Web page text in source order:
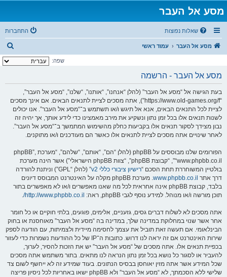
מסע אל העבר
שאלות נפוצות התחברות
מסע אל העבר עמוד ראשי
י
שפה:
מסע אל העבר - הרשמה
בעת הגישה אל “מסע אל העבר” (להלן “אנחנו”, “אותנו”, “שלנו”, “מסע אל העבר”,
“https://www.old-games.org/f”), אתה מסכים לציית לתנאים הבאים. אם אינך מסכים
לציית לכל התנאים הבאים, אנא אל תיגש ו/או תשתמש ב־“מסע אל העבר”. אנו יכולים
לשנות תנאים אלו בכל זמן נתון ונשקיע את מירב מאמצינו כדי לידע אותך, אך יהיה זה
נבון מצידך לסקור תנאים אלו בקביעות כחלק מהשימוש המתמשך ב־“מסע אל העבר”.
לאחר שינויים אתה מסכים לציית לתנאים אלו כאשר הם מעודכנים ו/או מתוקנים.
הפורומים שלנו מבוססים על phpBB (להלן “הם”, “אותם”, “שלהם”, “מערכת phpBB”,
“www.phpbb.co.il”, “קבוצת phpBB”, “צוות phpBB הישראלי”) אשר הינה מערכת
בולטיין המשוחררת תחת הסכם “רישיון ציבורי כללי v2
” (להלן “GPL”) וניתנת להורדה
דרך אתר www.phpbb.co.il
. מערכת phpBB מקלה על האינטרנט המבוסס דיונים
בלבד, קבוצת phpBB אינה אחראית לכל מה שאנו מאפשרים ו/או לא מאפשרים בתור
תוכן מורשה ו/או מנוהל. למידע נוסף לגבי phpBB, ראה:
http://www.phpbb.co.il/
.
אתה מסכים לא לשלוח דברים גסים, גזעניים, אלימים, פוגעים, בלתי חוקיים או כל חומר
אחר אשר שנוי במחלוקת במדינה שלך, במדינה בה “מסע אל העבר” מאוחסנת או בחוק
הבינלאומי. אם תעשה זאת תוביל את עצמך לחסימה מיידית ולצמיתות, עם הודעה לספק
שירות האינטרנט אם זה יראה לנו דרוש. כתובות ה־IP של כל ההודעות נשמרות כדי לעזור
בכפיית תנאים אלו. אתה מסכים של “מסע אל העבר” יש את הזכות להסיר, לערוך,
להעביר או לסגור כל נושא בכל זמן נתון הנראה לנו מתאים. בתור משתמש אתה מסכים
שכל המידע אשר אתה מזין יאוחסן בבסיס הנתונים. בעוד שמידע זה לא ייחשף לשום צד
שלישי ללא הסכמתך, לא “מסע אל העבר” ולא phpBB ישאו באחריות לכל ניסיון פריצה